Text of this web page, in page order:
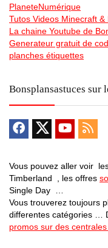
PlaneteNumérique
Tutos Videos Minecraft &
La chaine Youtube de
Generateur gratuit de
planches étiquettes
Bonsplansastuces sur
Vous pouvez aller voir
Timberland , les offres
Single Day …
Vous trouverez toujours
differentes catégories …
promos sur des